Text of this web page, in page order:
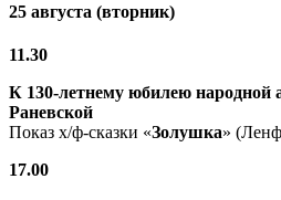
25 августа (вторник)
11.30
К 130-летнему юбилею
Раневской
Показ х/ф-сказки «Золушка»
17.00